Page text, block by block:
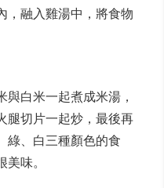
提供)
兩三小時，利用蒸汽
美。而這道料理最重
地採用的土陶汽鍋，外
沿此管進入鍋中，經
融入雞湯中，將食物